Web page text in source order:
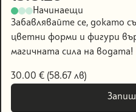
Начинаещи
Забавлявайте се, докато
цветни форми и фигури
магичната сила на водата!
30.00 € (58.67 лв)